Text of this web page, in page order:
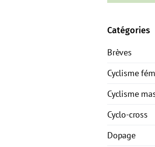
Catégories
Brèves
Cyclisme
Cyclisme
Cyclo-cross
Dopage